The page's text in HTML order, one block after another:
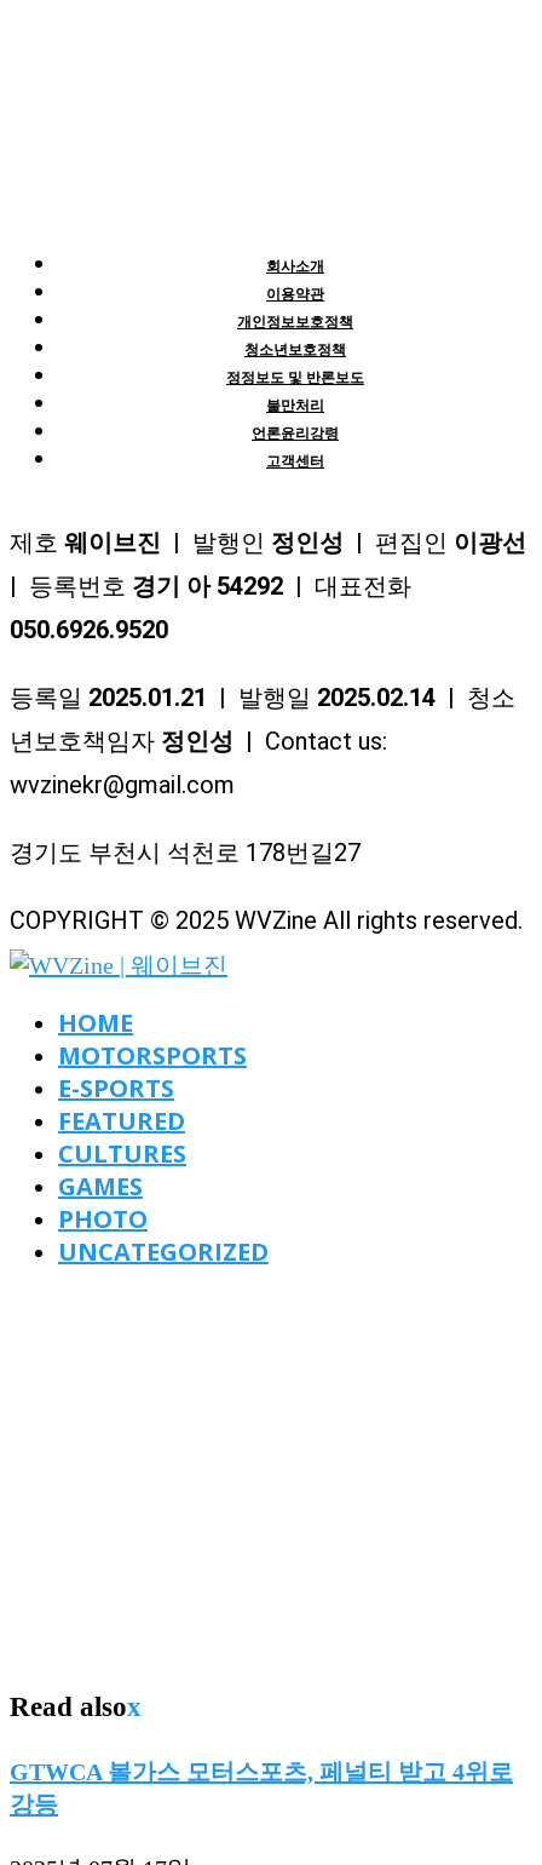
회사소개
이용약관
개인정보보호정책
청소년보호정책
정정보도 및 반론보도
불만처리
언론윤리강령
고객센터
제호 웨이브진 | 발행인 정인성 | 편집인 이광선
| 등록번호 경기 아 54292 | 대표전화
050.6926.9520
등록일 2025.01.21 | 발행일 2025.02.14 | 청소
년보호책임자 정인성 | Contact us:
wvzinekr@gmail.com
경기도 부천시 석천로 178번길27
COPYRIGHT © 2025 WVZine All rights reserved.
HOME
MOTORSPORTS
E-SPORTS
FEATURED
CULTURES
GAMES
PHOTO
UNCATEGORIZED
Read alsox
GTWCA 볼가스 모터스포츠, 페널티 받고 4위로
강등